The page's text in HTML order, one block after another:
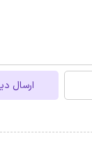
ارسال